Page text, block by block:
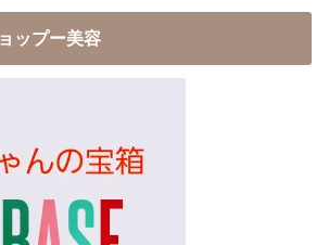
ップー美容